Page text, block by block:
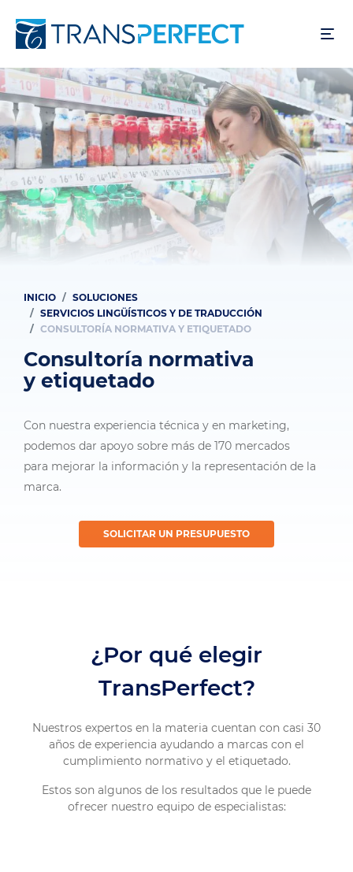
al
principal
Ruta
de
navegación
INICIO
SOLUCIONES
SERVICIOS LINGÜÍSTICOS Y DE TRADUCCIÓN
CONSULTORÍA NORMATIVA Y ETIQUETADO
Consultoría normativa
y etiquetado
Con nuestra experiencia técnica y en marketing,
podemos dar apoyo sobre más de 170 mercados
para mejorar la información y la representación de la
marca.
SOLICITAR UN PRESUPUESTO
¿Por qué elegir
TransPerfect?
Nuestros expertos en la materia cuentan con casi 30
años de experiencia ayudando a marcas con el
cumplimiento normativo y el etiquetado.
Estos son algunos de los resultados que le puede
ofrecer nuestro equipo de especialistas: